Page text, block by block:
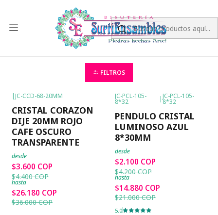
PIEDRA NATURAL
DIJES DE PIEDRA
NATURAL
FILTROS
|JC-CCD-68-20MM
CRISTAL CORAZON
DIJE 20MM ROJO
CAFE OSCURO
TRANSPARENTE
desde
$3.600 COP
$4.400 COP
hasta
$26.180 COP
$36.000 COP
-50%
JC-PCL-105-
8*32 |JC-PCL-105-
8*32
PENDULO CRISTAL
LUMINOSO AZUL
8*30MM
desde
$2.100 COP
$4.200 COP
hasta
$14.880 COP
$21.000 COP
5.0